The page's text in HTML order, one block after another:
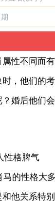
属性不同而
，他们的
婚后他们
性格脾气
马的性格大
他关系特